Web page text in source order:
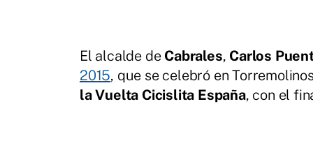
El alcalde de Cabrales, Carlos
2015, que se celebró en
la Vuelta Cicislita España, con el